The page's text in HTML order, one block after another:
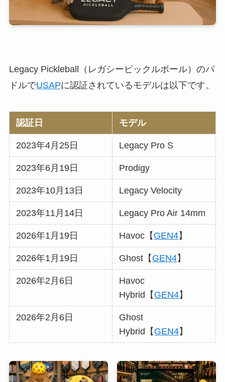
Legacy Pickleball（レガシーピックルボール）のパ
ドルでUSAPに認証されているモデルは以下です。
認証日 モデル
2023年4月25日 Legacy Pro S
2023年6月19日 Prodigy
2023年10月13日 Legacy Velocity
2023年11月14日 Legacy Pro Air 14mm
2026年1月19日 Havoc【 GEN4】
2026年1月19日 Ghost【 GEN4】
2026年2月6日
Havoc
Hybrid【 GEN4】
2026年2月6日
Ghost
Hybrid【 GEN4】